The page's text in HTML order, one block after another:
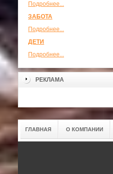
Подробнее...
ЗАБОТА
Подробнее...
ДЕТИ
Подробнее...
РЕКЛАМА
ГЛАВНАЯ О КОМПАНИИ